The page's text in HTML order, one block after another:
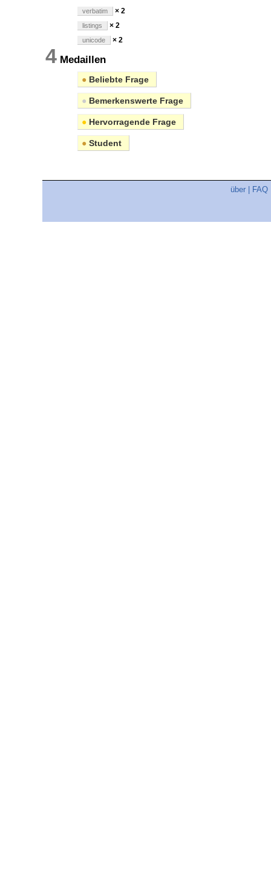
verbatim × 2
listings × 2
unicode × 2
4 Medaillen
● Beliebte Frage
● Bemerkenswerte Frage
● Hervorragende Frage
● Student
über FAQ